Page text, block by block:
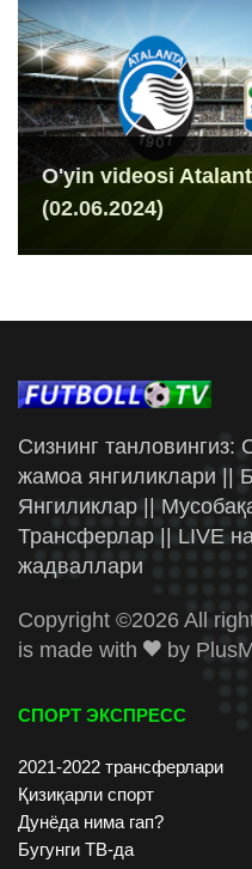
O'yin videosi
(02.06.2024)
Сизнинг танловингиз:
жамоа янгиликлари ||
Янгиликлар ||
Трансферлар || LIVE
жадваллари
Copyright ©2026 All
is made with
by
СПОРТ ЭКСПРЕСС
2021-2022 трансферлари
Қизиқарли спорт
Дунёда нима гап?
Бугунги ТВ-да